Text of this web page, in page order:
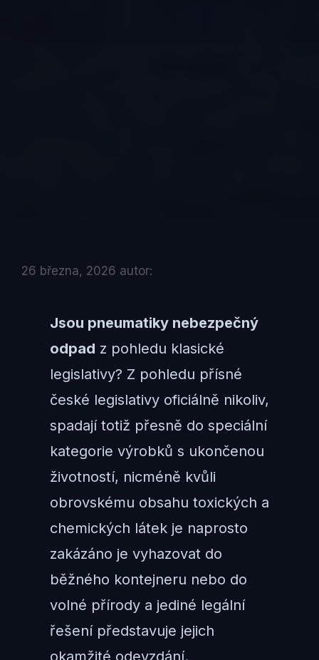
26 března, 2026 autor:
Jsou pneumatiky nebezpečný
odpad z pohledu klasické
legislativy? Z pohledu přísné
české legislativy oficiálně nikoliv,
spadají totiž přesně do speciální
kategorie výrobků s ukončenou
životností, nicméně kvůli
obrovskému obsahu toxických a
chemických látek je naprosto
zakázáno je vyhazovat do
běžného kontejneru nebo do
volné přírody a jediné legální
řešení představuje jejich
okamžité odevzdání.